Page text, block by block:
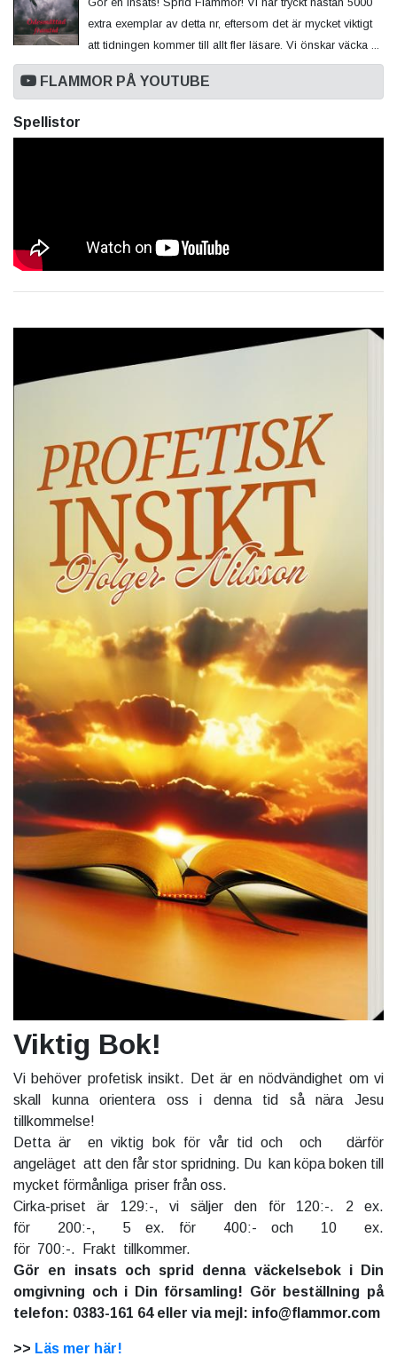
extra exemplar av detta nr, eftersom det är mycket viktigt
att tidningen kommer till allt fler läsare. Vi önskar väcka ...
FLAMMOR PÅ YOUTUBE
Spellistor
Viktig Bok!
Vi behöver profetisk insikt. Det är en nödvändighet om vi
skall kunna orientera oss i denna tid så nära Jesu
tillkommelse!
Detta är en viktig bok för vår tid och och därför
angeläget att den får stor spridning. Du kan köpa boken till
mycket förmånliga priser från oss.
Cirka-priset är 129:-, vi säljer den för 120:-. 2 ex.
för 200:-, 5 ex. för 400:- och 10 ex.
för 700:-. Frakt tillkommer.
Gör en insats och sprid denna väckelsebok i Din
omgivning och i Din församling! Gör beställning på
telefon: 0383-161 64 eller via mejl: info@flammor.com
>> Läs mer här!